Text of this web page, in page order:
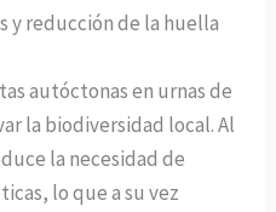
y reducción de la huella
autóctonas en urnas de
la biodiversidad local. Al
la necesidad de
lo que a su vez